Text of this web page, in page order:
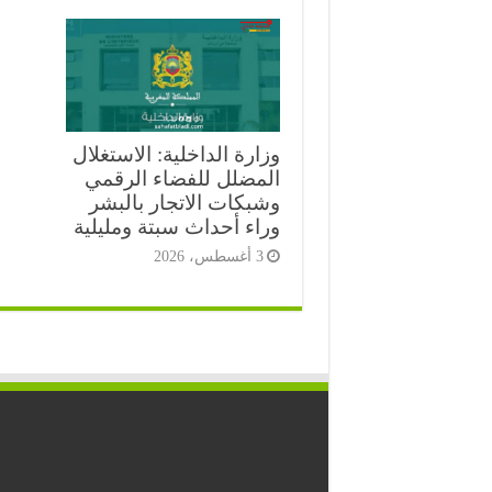
وزارة الداخلية: الاستغلال
المضلل للفضاء الرقمي
وشبكات الاتجار بالبشر
وراء أحداث سبتة ومليلية
3 أغسطس، 2026